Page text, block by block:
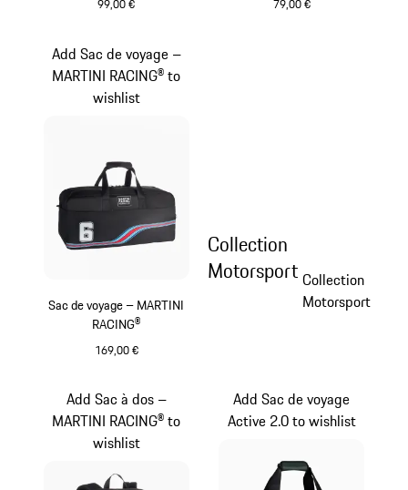
99,00 € 79,00 €
Sac de voyage – MARTINI
RACING®
169,00 €
Add Sac de voyage –
MARTINI RACING® to
wishlist
Collection
Motorsport Collection
Motorsport
Add Sac à dos –
MARTINI RACING® to
wishlist
Add Sac de voyage
Active 2.0 to wishlist